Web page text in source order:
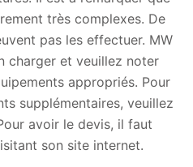
très complexes. De
pas les effectuer. MW
charger et veuillez noter
appropriés. Pour
supplémentaires, veuillez
avoir le devis, il faut
son site internet.